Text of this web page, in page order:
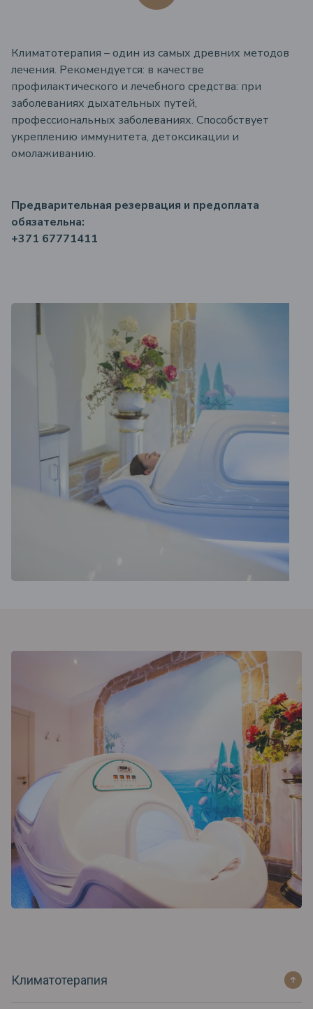
Климатотерапия – один из самых древних методов
лечения. Рекомендуется: в качестве
профилактического и лечебного средства: при
заболеваниях дыхательных путей,
профессиональных заболеваниях. Способствует
укреплению иммунитета, детоксикации и
омолаживанию.
Предварительная резервация и предоплата
обязательна:
+371 67771411
Климатотерапия